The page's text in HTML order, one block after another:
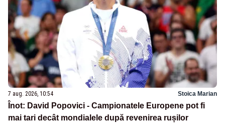
7 aug. 2026, 10:54 Stoica Marian
Înot: David Popovici - Campionatele Europene pot fi
mai tari decât mondialele după revenirea rușilor